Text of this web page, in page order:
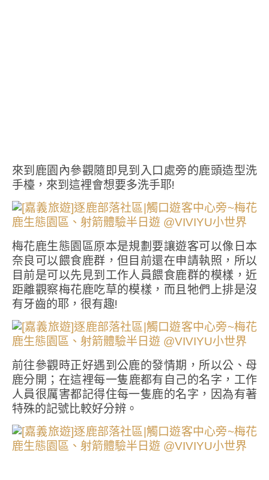
來到鹿園內參觀隨即見到入口處旁的鹿頭造型洗
手檯，來到這裡會想要多洗手耶!
梅花鹿生態園區原本是規劃要讓遊客可以像日本
奈良可以餵食鹿群，但目前還在申請執照，所以
目前是可以先見到工作人員餵食鹿群的模樣，近
距離觀察梅花鹿吃草的模樣，而且牠們上排是沒
有牙齒的耶，很有趣!
前往參觀時正好遇到公鹿的發情期，所以公、母
鹿分開；在這裡每一隻鹿都有自己的名字，工作
人員很厲害都記得住每一隻鹿的名字，因為有著
特殊的記號比較好分辨。